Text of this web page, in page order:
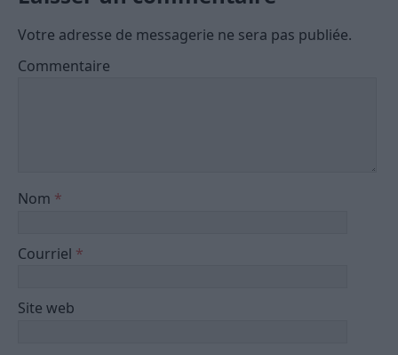
Votre adresse de messagerie ne sera pas publiée.
Commentaire
Nom *
Courriel *
Site web